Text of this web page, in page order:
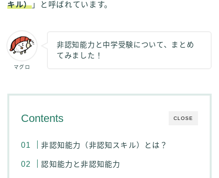
キル） 」と呼ばれています。
マグロ
非認知能力と中学受験について、まとめ
てみました！
CLOSE
Contents
非認知能力（非認知スキル）とは？
認知能力と非認知能力